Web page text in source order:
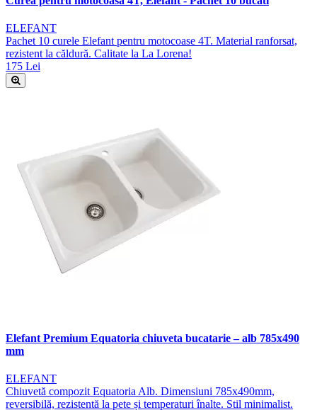
ELEFANT
Pachet 10 curele Elefant pentru motocoase 4T. Material ranforsat,
rezistent la căldură. Calitate la La Lorena!
175 Lei
Elefant Premium Equatoria chiuveta bucatarie – alb 785x490
mm
ELEFANT
Chiuvetă compozit Equatoria Alb. Dimensiuni 785x490mm,
reversibilă, rezistentă la pete și temperaturi înalte. Stil minimalist.